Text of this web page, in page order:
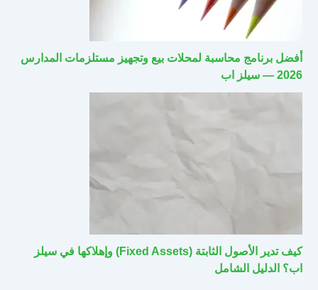
أفضل برنامج محاسبة لمحلات بيع وتجهيز مستلزمات المدارس
2026 — سيلز اب
كيف تدير الأصول الثابتة (Fixed Assets) وإهلاكها في سيلز
اب؟ الدليل الشامل